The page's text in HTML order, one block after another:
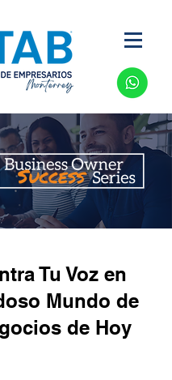
Tu Voz en
Mundo de
de Hoy